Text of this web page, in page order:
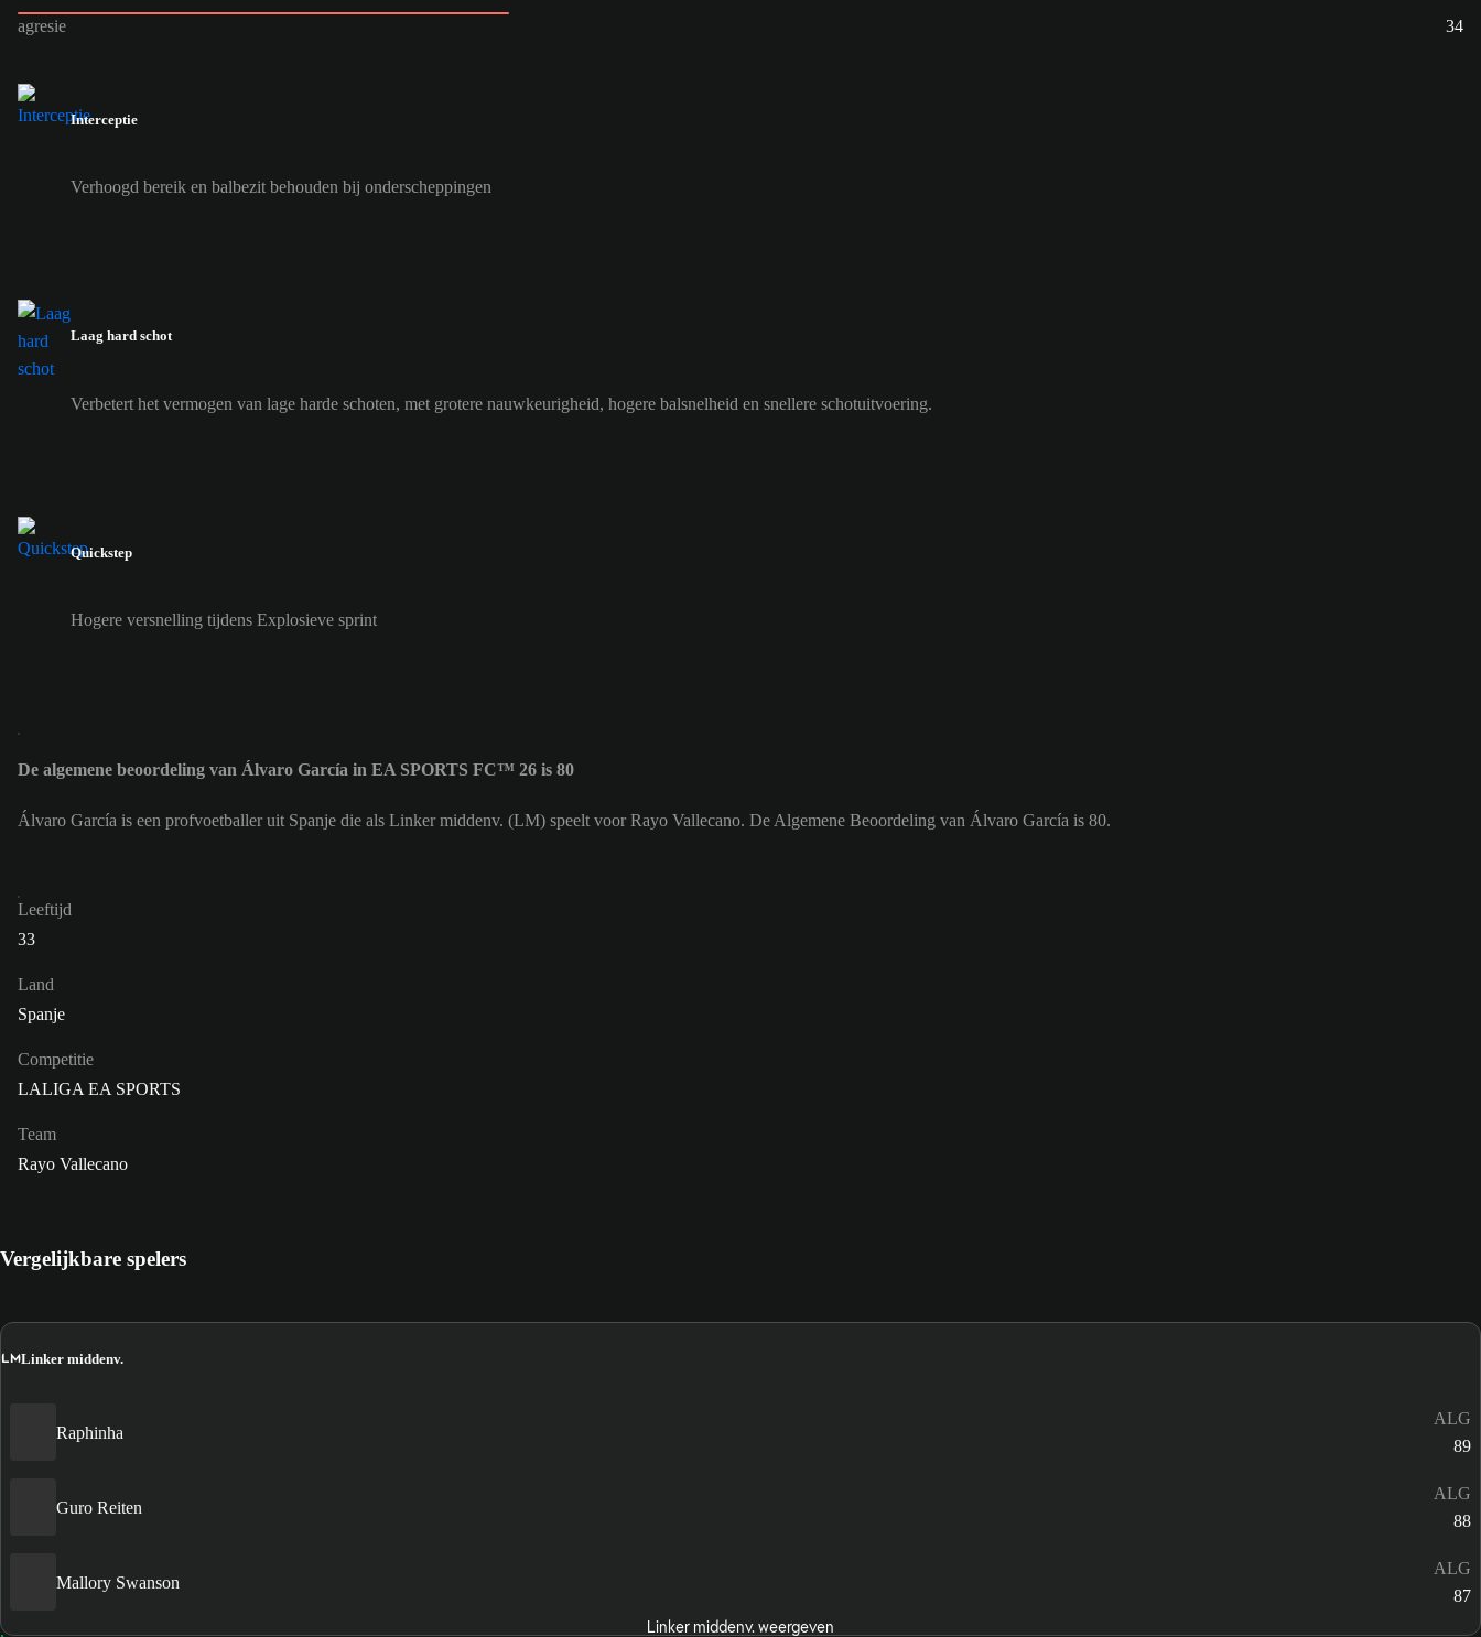
agresie
34
Interceptie
Verhoogd bereik en balbezit behouden bij onderscheppingen
Laag hard schot
Verbetert het vermogen van lage harde schoten, met grotere nauwkeurigheid, hogere balsnelheid en snellere schotuitvoering.
Quickstep
Hogere versnelling tijdens Explosieve sprint
De algemene beoordeling van Álvaro García in EA SPORTS FC™ 26 is 80
Álvaro García is een profvoetballer uit Spanje die als Linker middenv. (LM) speelt voor Rayo Vallecano. De Algemene Beoordeling van Álvaro García is 80.
Leeftijd
33
Land
Spanje
Competitie
LALIGA EA SPORTS
Team
Rayo Vallecano
Vergelijkbare spelers
LMLinker middenv.
Raphinha
ALG
89
Guro Reiten
ALG
88
Mallory Swanson
ALG
87
Linker middenv. weergeven